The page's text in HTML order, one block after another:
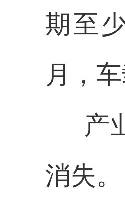
期至
月，
产
消失。